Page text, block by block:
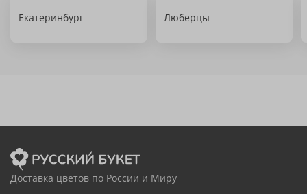
Екатеринбург Люберцы
Доставка цветов по России и Миру